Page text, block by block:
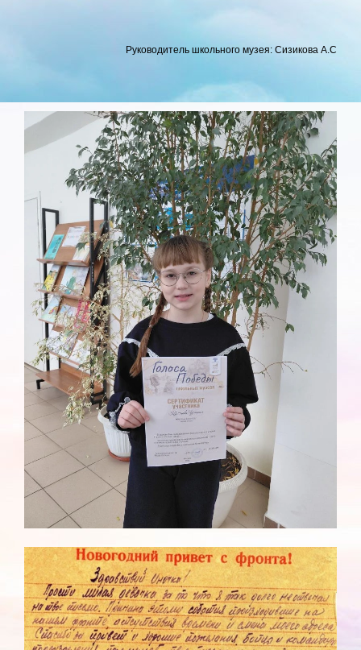
Руководитель школьного музея: Сизикова А.С